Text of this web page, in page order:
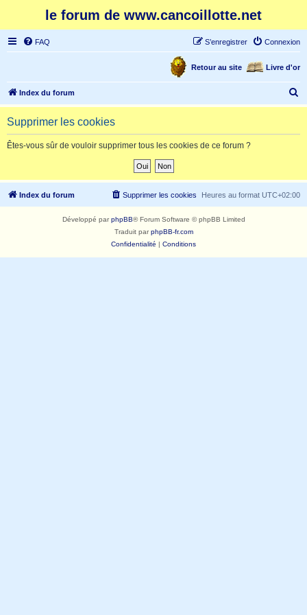
le forum de www.cancoillotte.net
FAQ Connexion
S’enregistrer
Livre d'or
Retour au site
Index du forum
e
h
Supprimer les cookies
Êtes-vous sûr de vouloir supprimer tous les cookies de ce forum ?
Index du forum Heures au format UTC+02:00
Supprimer les cookies
Développé parphpBB® Forum Software © phpBB Limited
Traduit parphpBB-fr.com
Confidentialité | Conditions